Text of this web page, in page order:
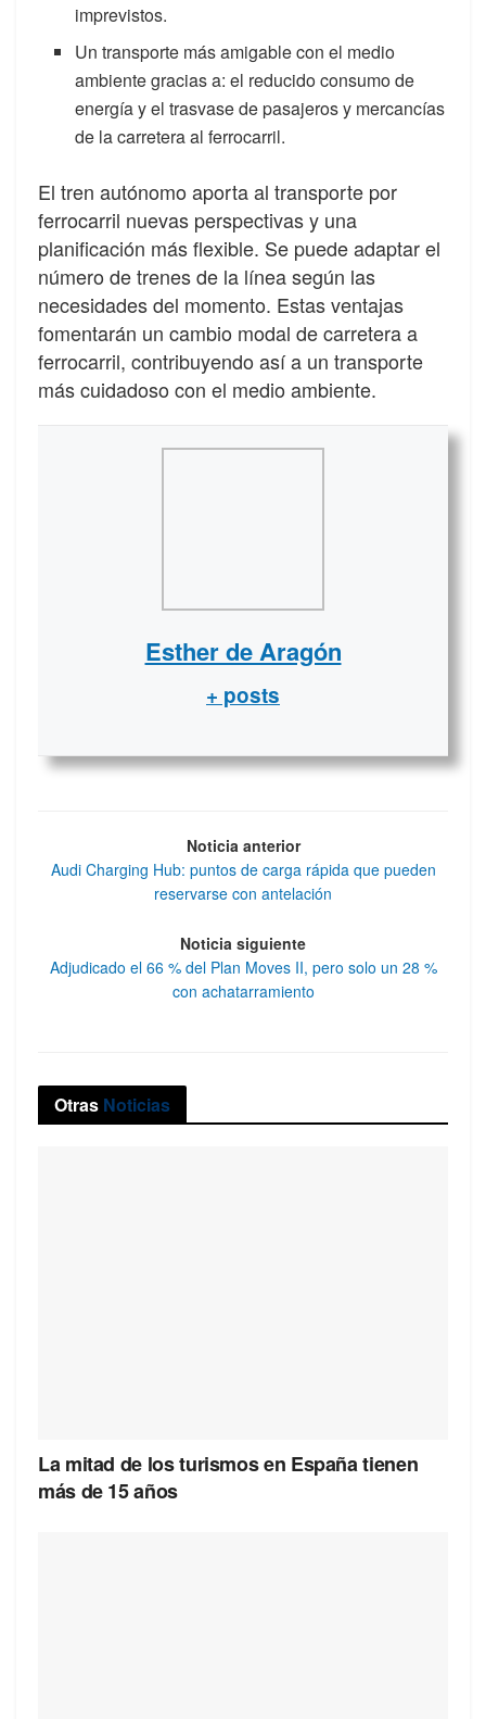
imprevistos.
Un transporte más amigable con el medio
ambiente gracias a: el reducido consumo de
energía y el trasvase de pasajeros y mercancías
de la carretera al ferrocarril.
El tren autónomo aporta al transporte por
ferrocarril nuevas perspectivas y una
planificación más flexible. Se puede adaptar el
número de trenes de la línea según las
necesidades del momento. Estas ventajas
fomentarán un cambio modal de carretera a
ferrocarril, contribuyendo así a un transporte
más cuidadoso con el medio ambiente.
Esther de Aragón
+ posts
Noticia anterior
Audi Charging Hub: puntos de carga rápida que pueden
reservarse con antelación
Noticia siguiente
Adjudicado el 66 % del Plan Moves II, pero solo un 28 %
con achatarramiento
Otras Noticias
La mitad de los turismos en España tienen
más de 15 años